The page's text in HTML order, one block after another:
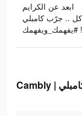
ابعد عن الكرايم
.. جرّب كامبلي
#يفهمك_ويفهمك